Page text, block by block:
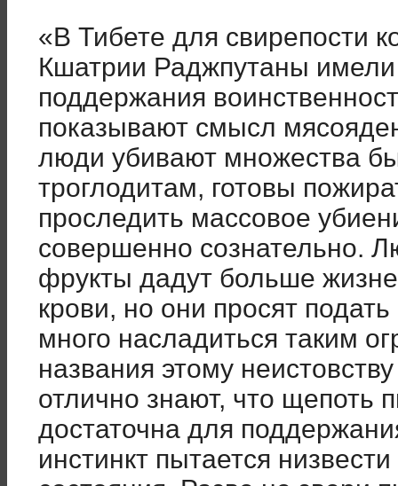
«В Тибете для свирепости
Кшатрии Раджпутаны
поддержания
показывают смысл
люди убивают множества
троглодитам, готовы
проследить массовое
совершенно сознательно.
фрукты дадут больше
крови, но они просят
много насладиться таким
названия этому
отлично знают, что щепоть
достаточна для
инстинкт пытается